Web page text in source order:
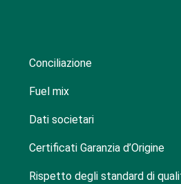
Conciliazione
Fuel mix
Dati societari
Certificati Garanzia d’Origine
Rispetto degli standard di